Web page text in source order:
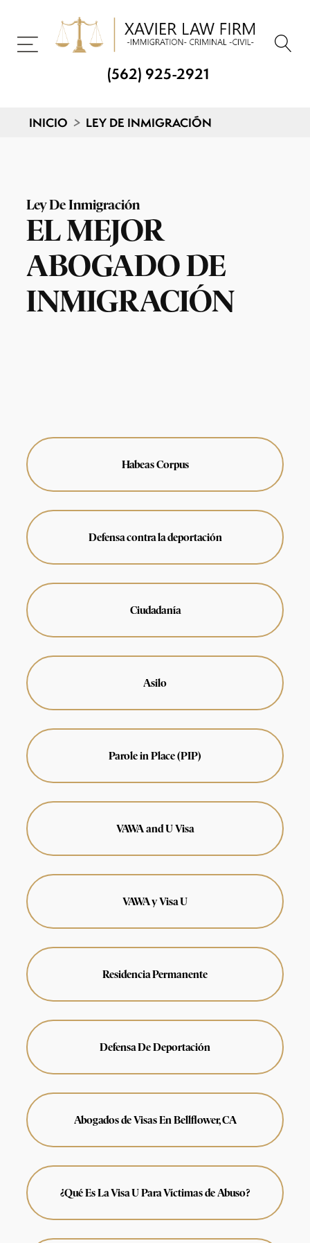
(562) 925-2921
INICIO > LEY DE INMIGRACIÓN
Ley De Inmigración
EL MEJOR
ABOGADO DE
INMIGRACIÓN
Habeas Corpus
Defensa contra la deportación
Ciudadanía
Asilo
Parole in Place (PIP)
VAWA and U Visa
VAWA y Visa U
Residencia Permanente
Defensa De Deportación
Abogados de Visas En Bellflower, CA
¿Qué Es La Visa U Para Víctimas de Abuso?